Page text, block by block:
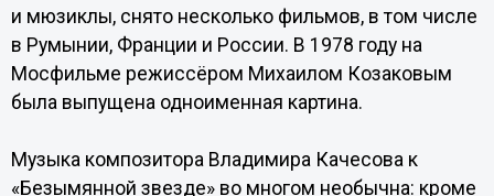
и мюзиклы, снято несколько фильмов, в том числе
в Румынии, Франции и России. В 1978 году на
Мосфильме режиссёром Михаилом Козаковым
была выпущена одноименная картина.
Музыка композитора Владимира Качесова к
«Безымянной звезде» во многом необычна: кроме